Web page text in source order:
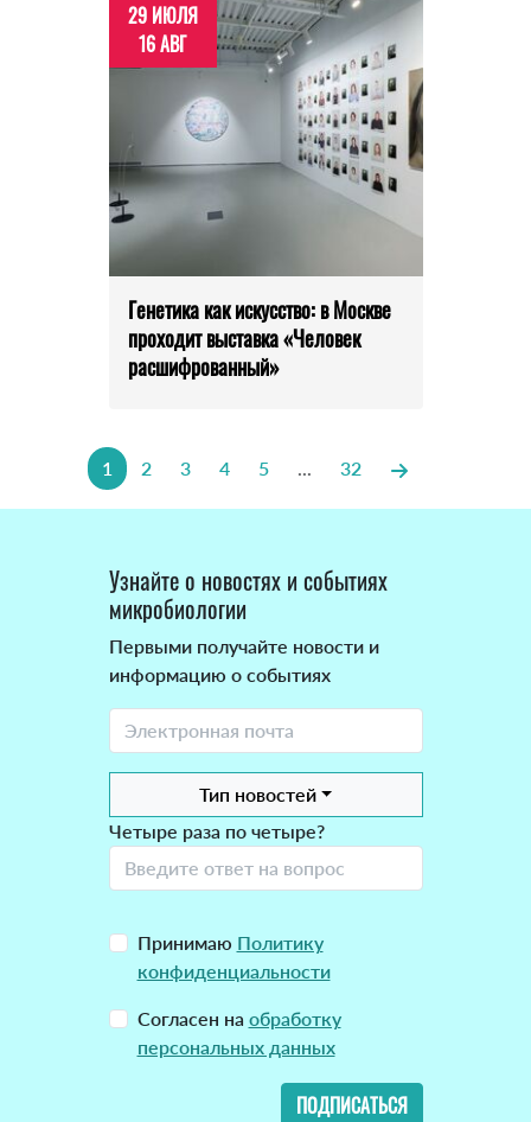
29 ИЮЛЯ
16 АВГ
Генетика как искусство: в Москве
проходит выставка «Человек
расшифрованный»
1 2 3 4 5 ... 32
Узнайте о новостях и событиях
микробиологии
Первыми получайте новости и
информацию о событиях
Тип новостей
Четыре раза по четыре?
Принимаю Политику
конфиденциальности
Согласен на обработку
персональных данных
ПОДПИСАТЬСЯ